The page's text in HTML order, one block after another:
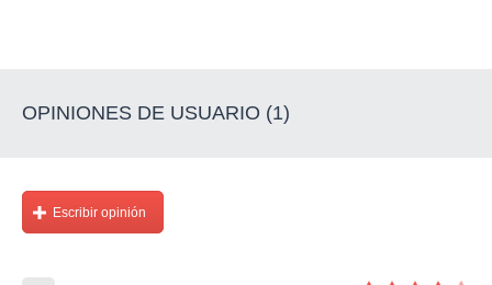
OPINIONES DE USUARIO (1)
Escribir opinión